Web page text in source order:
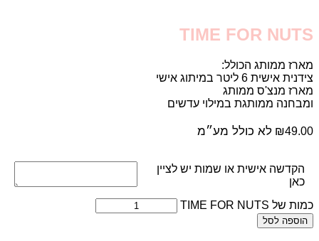
TIME FOR NUTS
מארז ממותג הכולל:
צידנית אישית 6 ליטר במיתוג אישי
מארז מנצ'ס ממותג
ומבחנה ממותגת במילוי עדשים
₪49.00 לא כולל מע״מ
הקדשה אישית או שמות יש לציין
כאן
כמות של TIME FOR NUTS
הוספה לסל